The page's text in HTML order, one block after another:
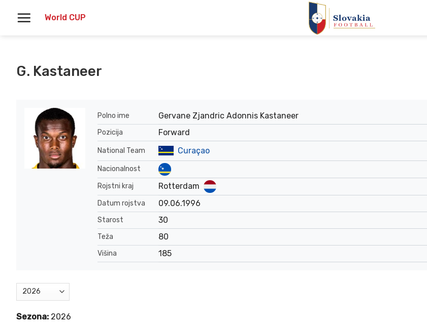
World CUP
G. Kastaneer
Polno ime Gervane Zjandric Adonnis Kastaneer
Pozicija Forward
National Team Curaçao
Nacionalnost
Rojstni kraj
Rotterdam
Datum rojstva 09.06.1996
Starost 30
Teža 80
Višina 185
Sezona: 2026